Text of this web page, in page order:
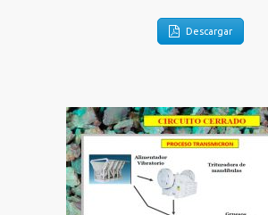
Descargar